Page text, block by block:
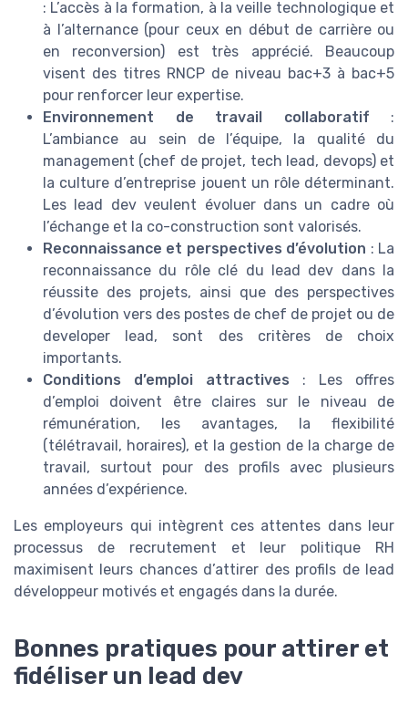
: L’accès à la formation, à la veille technologique et
à l’alternance (pour ceux en début de carrière ou
en reconversion) est très apprécié. Beaucoup
visent des titres RNCP de niveau bac+3 à bac+5
pour renforcer leur expertise.
Environnement de travail collaboratif :
L’ambiance au sein de l’équipe, la qualité du
management (chef de projet, tech lead, devops) et
la culture d’entreprise jouent un rôle déterminant.
Les lead dev veulent évoluer dans un cadre où
l’échange et la co-construction sont valorisés.
Reconnaissance et perspectives d’évolution : La
reconnaissance du rôle clé du lead dev dans la
réussite des projets, ainsi que des perspectives
d’évolution vers des postes de chef de projet ou de
developer lead, sont des critères de choix
importants.
Conditions d’emploi attractives : Les offres
d’emploi doivent être claires sur le niveau de
rémunération, les avantages, la flexibilité
(télétravail, horaires), et la gestion de la charge de
travail, surtout pour des profils avec plusieurs
années d’expérience.
Les employeurs qui intègrent ces attentes dans leur
processus de recrutement et leur politique RH
maximisent leurs chances d’attirer des profils de lead
développeur motivés et engagés dans la durée.
Bonnes pratiques pour attirer et
fidéliser un lead dev